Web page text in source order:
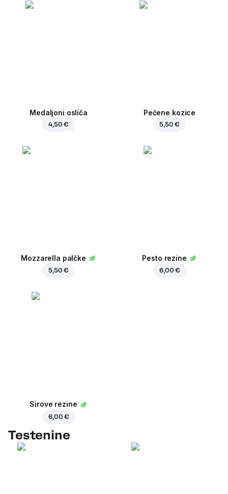
Medaljoni osliča
4,50 €
Pečene kozice
5,50 €
Mozzarella palčke
5,50 €
Pesto rezine
6,00 €
Sirove rezine
6,00 €
Testenine